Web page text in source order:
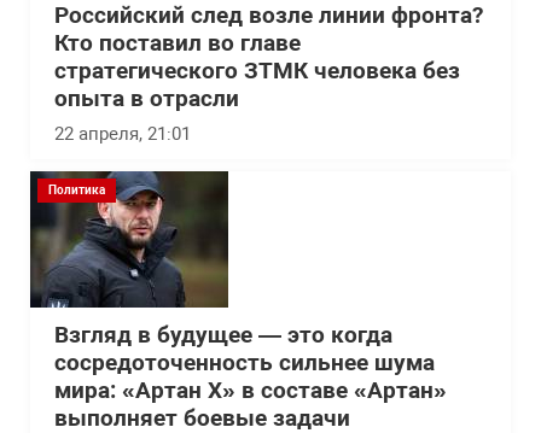
Российский след возле линии фронта?
Кто поставил во главе
стратегического ЗТМК человека без
опыта в отрасли
22 апреля, 21:01
Политика
Взгляд в будущее — это когда
сосредоточенность сильнее шума
мира: «Артан Х» в составе «Артан»
выполняет боевые задачи